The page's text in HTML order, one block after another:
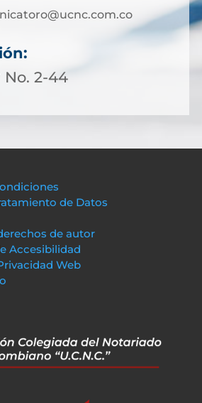
No. 2-44
de Datos
de autor
Accesibilidad
Web